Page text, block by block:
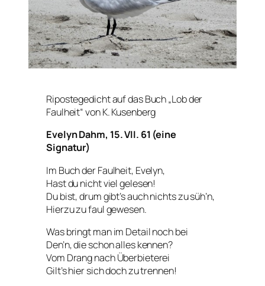
Ripostegedicht auf das Buch „Lob der
Faulheit“ von K. Kusenberg
Evelyn Dahm, 15. VII. 61 (eine
Signatur)
Im Buch der Faulheit, Evelyn,
Hast du nicht viel gelesen!
Du bist, drum gibt’s auch nichts zu süh’n,
Hierzu zu faul gewesen.
Was bringt man im Detail noch bei
Den’n, die schon alles kennen?
Vom Drang nach Überbieterei
Gilt’s hier sich doch zu trennen!